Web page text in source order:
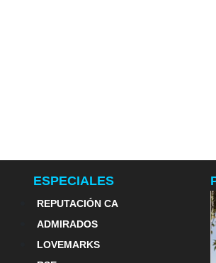
ESPECIALES
REPUTACIÓN CA
ADMIRADOS
LOVEMARKS